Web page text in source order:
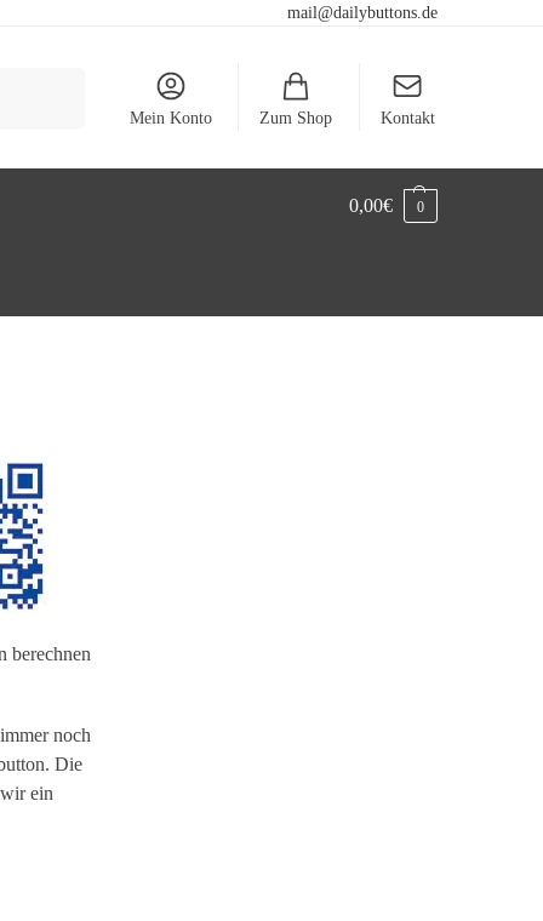
mail@dailybuttons.de
Mein Konto Zum Shop Kontakt
0,00€ 0
berechnen
noch
Die
ein